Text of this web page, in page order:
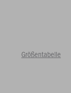
Größentabelle